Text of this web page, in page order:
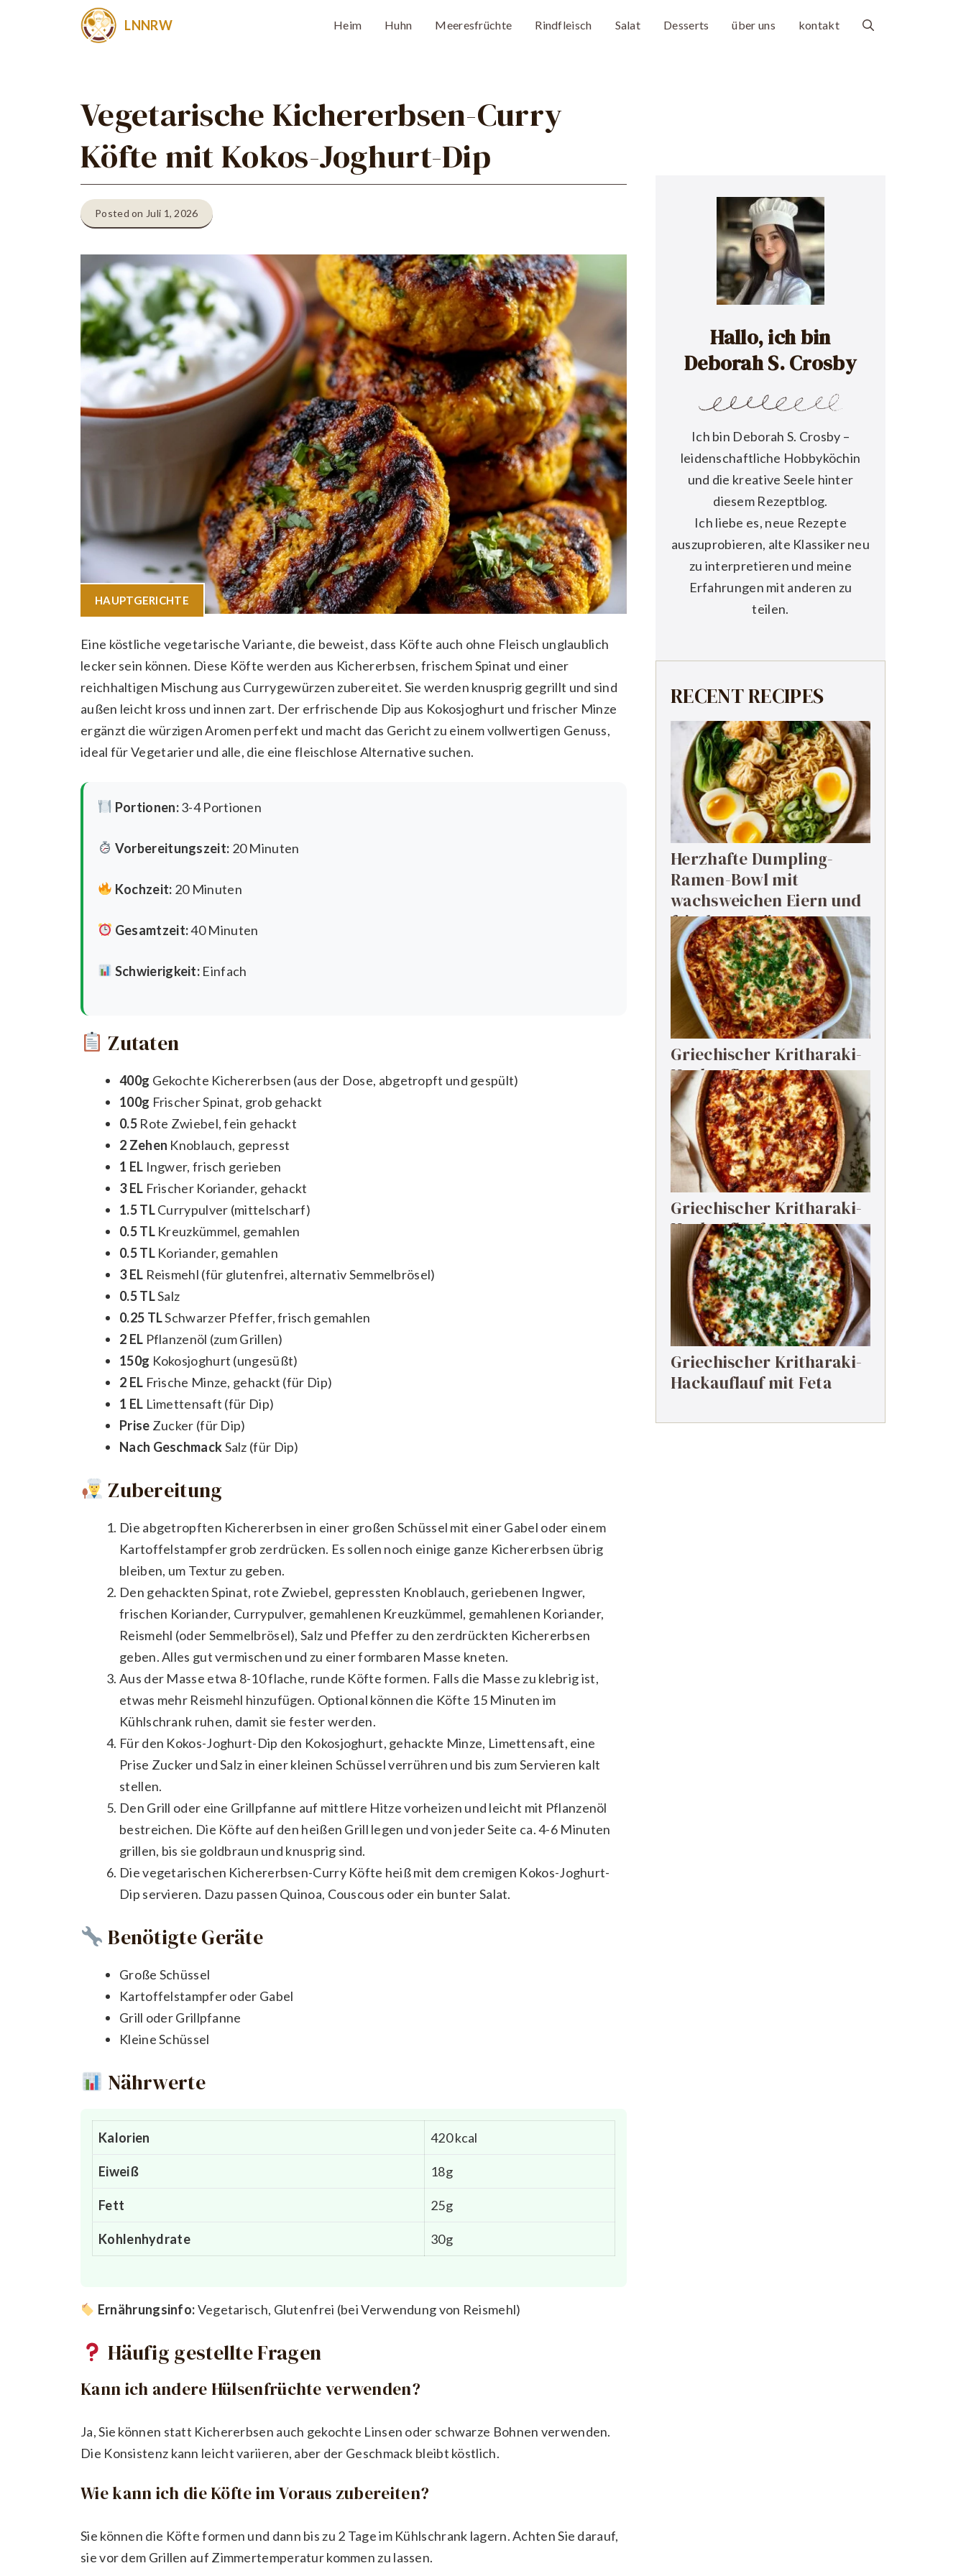
LNNRW Heim Huhn Meeresfrüchte Rindfleisch Salat Desserts über uns kontakt
Vegetarische Kichererbsen-Curry
Köfte mit Kokos-Joghurt-Dip
Posted on Juli 1, 2026
HAUPTGERICHTE
Eine köstliche vegetarische Variante, die beweist, dass Köfte auch ohne Fleisch unglaublich
lecker sein können. Diese Köfte werden aus Kichererbsen, frischem Spinat und einer
reichhaltigen Mischung aus Currygewürzen zubereitet. Sie werden knusprig gegrillt und sind
außen leicht kross und innen zart. Der erfrischende Dip aus Kokosjoghurt und frischer Minze
ergänzt die würzigen Aromen perfekt und macht das Gericht zu einem vollwertigen Genuss,
ideal für Vegetarier und alle, die eine fleischlose Alternative suchen.
Portionen:3-4 Portionen
Vorbereitungszeit: 20 Minuten
Kochzeit: 20 Minuten
Gesamtzeit:40 Minuten
Schwierigkeit: Einfach
Zutaten
400g Gekochte Kichererbsen (aus der Dose, abgetropft und gespült)
100g Frischer Spinat, grob gehackt
0.5Rote Zwiebel, fein gehackt
2 Zehen Knoblauch, gepresst
1 EL Ingwer, frisch gerieben
3 EL Frischer Koriander, gehackt
1.5 TLCurrypulver (mittelscharf)
0.5 TLKreuzkümmel, gemahlen
0.5 TLKoriander, gemahlen
3 EL Reismehl (für glutenfrei, alternativ Semmelbrösel)
0.5 TLSalz
0.25 TLSchwarzer Pfeffer, frisch gemahlen
2 EL Pflanzenöl (zum Grillen)
150g Kokosjoghurt (ungesüßt)
2 EL Frische Minze, gehackt (für Dip)
1 EL Limettensaft (für Dip)
Prise Zucker (für Dip)
Nach GeschmackSalz (für Dip)
Zubereitung
Die abgetropften Kichererbsen in einer großen Schüssel mit einer Gabel oder einem
Kartoffelstampfer grob zerdrücken. Es sollen noch einige ganze Kichererbsen übrig
bleiben, um Textur zu geben.
Den gehackten Spinat, rote Zwiebel, gepressten Knoblauch, geriebenen Ingwer,
frischen Koriander, Currypulver, gemahlenen Kreuzkümmel, gemahlenen Koriander,
Reismehl (oder Semmelbrösel), Salz und Pfeffer zu den zerdrückten Kichererbsen
geben. Alles gut vermischen und zu einer formbaren Masse kneten.
Aus der Masse etwa 8-10 flache, runde Köfte formen. Falls die Masse zu klebrig ist,
etwas mehr Reismehl hinzufügen. Optional können die Köfte 15 Minuten im
Kühlschrank ruhen, damit sie fester werden.
Für den Kokos-Joghurt-Dip den Kokosjoghurt, gehackte Minze, Limettensaft, eine
Prise Zucker und Salz in einer kleinen Schüssel verrühren und bis zum Servieren kalt
stellen.
Den Grill oder eine Grillpfanne auf mittlere Hitze vorheizen und leicht mit Pflanzenöl
bestreichen. Die Köfte auf den heißen Grill legen und von jeder Seite ca. 4-6 Minuten
grillen, bis sie goldbraun und knusprig sind.
Die vegetarischen Kichererbsen-Curry Köfte heiß mit dem cremigen Kokos-Joghurt-
Dip servieren. Dazu passen Quinoa, Couscous oder ein bunter Salat.
Benötigte Geräte
Große Schüssel
Kartoffelstampfer oder Gabel
Grill oder Grillpfanne
Kleine Schüssel
Nährwerte
Kalorien 420 kcal
Eiweiß 18g
Fett 25g
Kohlenhydrate 30g
Ernährungsinfo:Vegetarisch, Glutenfrei (bei Verwendung von Reismehl)
Häufig gestellte Fragen
Kann ich andere Hülsenfrüchte verwenden?
Ja, Sie können statt Kichererbsen auch gekochte Linsen oder schwarze Bohnen verwenden.
Die Konsistenz kann leicht variieren, aber der Geschmack bleibt köstlich.
Wie kann ich die Köfte im Voraus zubereiten?
Sie können die Köfte formen und dann bis zu 2 Tage im Kühlschrank lagern. Achten Sie darauf,
sie vor dem Grillen auf Zimmertemperatur kommen zu lassen.
Hallo, ich bin
Deborah S. Crosby
Ich bin Deborah S. Crosby –
leidenschaftliche Hobbyköchin
und die kreative Seele hinter
diesem Rezeptblog.
Ich liebe es, neue Rezepte
auszuprobieren, alte Klassiker neu
zu interpretieren und meine
Erfahrungen mit anderen zu
teilen.
RECENT RECIPES
Herzhafte Dumpling-
Ramen-Bowl mit
wachsweichen Eiern und
frischem Grün
Griechischer Kritharaki-
Hackauflauf mit Feta
Griechischer Kritharaki-
Hackauflauf mit Feta
Griechischer Kritharaki-
Hackauflauf mit Feta